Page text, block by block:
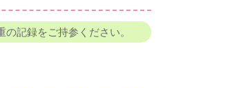
記録をご持参ください。